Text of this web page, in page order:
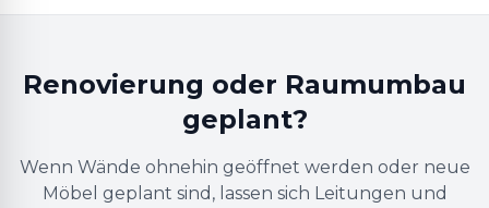
Renovierung oder Raumumbau
geplant?
Wenn Wände ohnehin geöffnet werden oder neue
Möbel geplant sind, lassen sich Leitungen und